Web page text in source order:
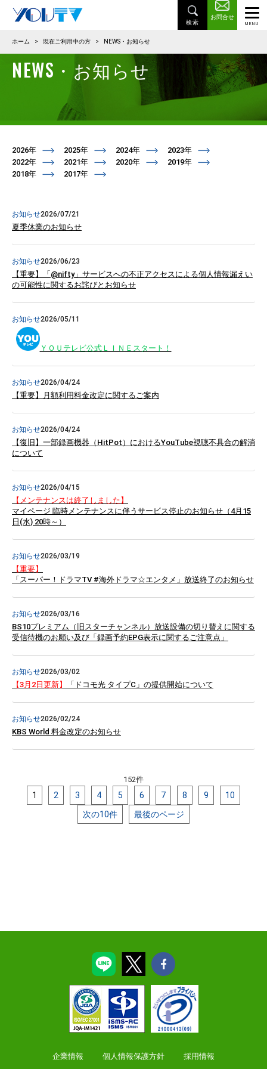
お問合せ
ホーム > 現在ご利用中の方 > NEWS・お知らせ
NEWS・お知らせ
2026年 2025年 2024年
2023年
2022年
2021年 2020年
2019年
2018年
2017年
お知らせ2026/07/21
夏季休業のお知らせ
お知らせ2026/06/23
【重要】「@nifty」サービスへの不正アクセスによる個人情報漏えい
の可能性に関するお詫びとお知らせ
お知らせ2026/05/11
ＹＯＵテレビ公式ＬＩＮＥスタート！
お知らせ2026/04/24
【重要】月額利用料金改定に関するご案内
お知らせ2026/04/24
【復旧】一部録画機器（HitPot） におけるYouTube視聴不具合の解消
について
お知らせ2026/04/15
【メンテナンスは終了しました】
マイページ 臨時メンテナンスに伴うサービス停止のお知らせ（4月15
日(水) 20時～）
お知らせ2026/03/19
【重要】
「スーパー！ドラマTV #海外ドラマ☆エンタメ」放送終了のお知らせ
お知らせ2026/03/16
BS10プレミアム（旧スターチャンネル）放送設備の切り替えに関する
受信待機のお願い及び「録画予約EPG表示に関するご注意点」
お知らせ2026/03/02
【3月2日更新】 「ドコモ光 タイプC」の提供開始について
お知らせ2026/02/24
KBS World 料金改定のお知らせ
152件
1 2 3 4 5 6 7 8 9
10
次の10件
最後のページ
企業情報 個人情報保護方針
採用情報